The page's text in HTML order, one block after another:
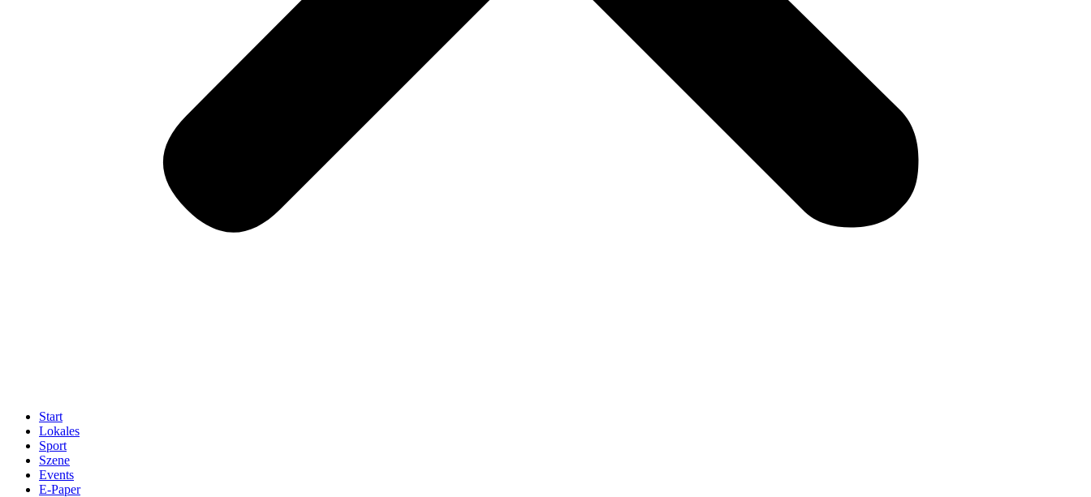
Start
Lokales
Sport
Szene
Events
E-Paper